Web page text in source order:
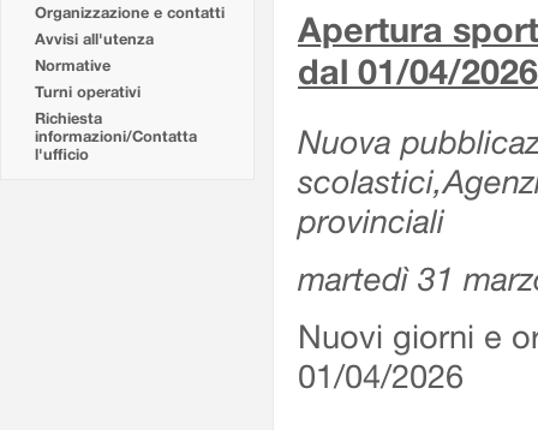
Organizzazione e contatti
Avvisi all'utenza
Normative
Turni operativi
Richiesta
informazioni/Contatta
l'ufficio
Apertura
dal 01/04/2026
Nuova
provinciali
martedì 31
Nuovi giorni e
01/04/2026